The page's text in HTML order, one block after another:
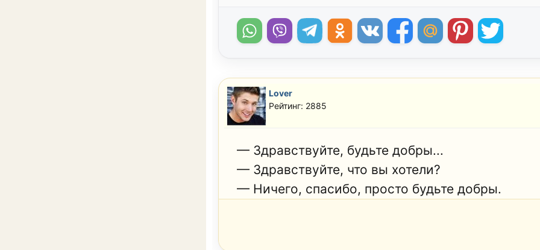
Lover
Рейтинг: 2885
— Здравствуйте, будьте добры...
— Здравствуйте, что вы хотели?
— Ничего, спасибо, просто будьте добры.